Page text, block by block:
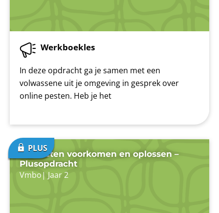
Werkboekles
In deze opdracht ga je samen met een
volwassene uit je omgeving in gesprek over
online pesten. Heb je het
Conflicten voorkomen en oplossen –
Plusopdracht
Vmbo| Jaar 2